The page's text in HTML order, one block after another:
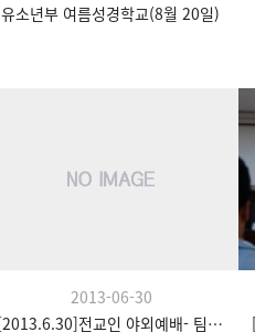
유소년부 여름성경학교(8월 20일)
2013-06-30
[2013.6.30]전교인 야외예배- 팀수양관